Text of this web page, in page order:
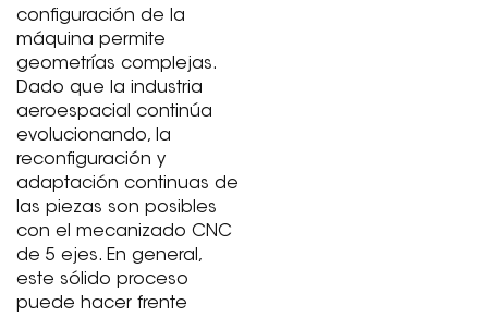
configuración de la
máquina permite
geometrías complejas.
Dado que la industria
aeroespacial continúa
evolucionando, la
reconfiguración y
adaptación continuas de
las piezas son posibles
con el mecanizado CNC
de 5 ejes. En general,
este sólido proceso
puede hacer frente